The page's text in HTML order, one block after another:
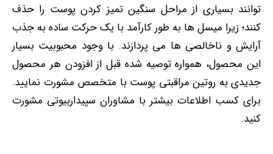
‌توانند بسیاری از مراحل سنگین تمیز کردن پوست را حذف
کنند؛ زیرا میسل‌ ها به طور کارآمد با یک حرکت ساده به جذب
آرایش و ناخالصی ‌ها می ‌پردازند. با وجود محبوبیت بسیار
این محصول، همواره توصیه شده قبل از افزودن هر محصول
جدیدی به روتین مراقبتی پوست با متخصص مشورت نمایید.
برای کسب اطلاعات بیشتر با مشاوران سپیداربیوتی مشورت
کنید.